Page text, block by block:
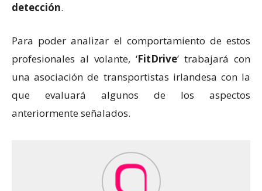
detección.
Para poder analizar el comportamiento de estos
profesionales al volante, ‘FitDrive’ trabajará con
una asociación de transportistas irlandesa con la
que evaluará algunos de los aspectos
anteriormente señalados.